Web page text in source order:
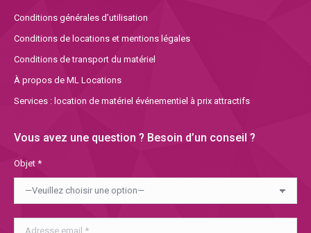
Conditions générales d’utilisation
Conditions de locations et mentions légales
Conditions de transport du matériel
À propos de ML Locations
Services : location de matériel événementiel à prix attractifs
Vous avez une question ? Besoin d’un conseil ?
Objet *